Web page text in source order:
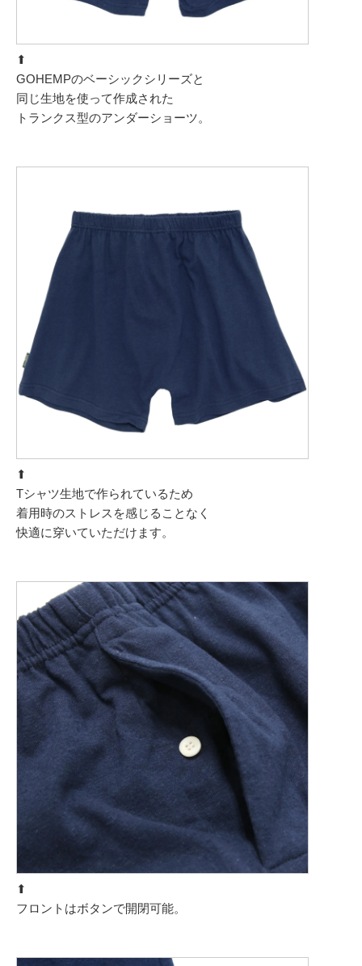
⬆︎
GOHEMPのベーシックシリーズと
同じ生地を使って作成された
トランクス型のアンダーショーツ。
⬆︎
Tシャツ生地で作られているため
着用時のストレスを感じることなく
快適に穿いていただけます。
⬆︎
フロントはボタンで開閉可能。